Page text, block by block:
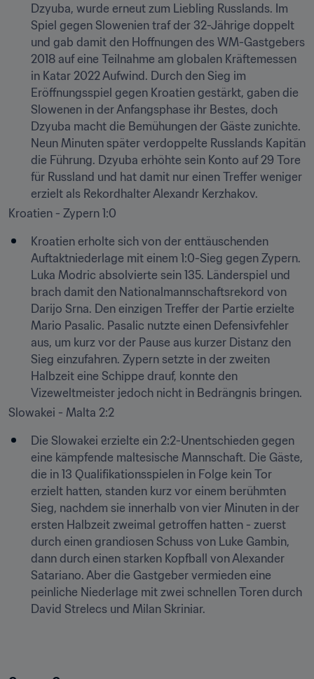
Dzyuba, wurde erneut zum Liebling Russlands. Im
Spiel gegen Slowenien traf der 32-Jährige doppelt
und gab damit den Hoffnungen des WM-Gastgebers
2018 auf eine Teilnahme am globalen Kräftemessen
in Katar 2022 Aufwind. Durch den Sieg im
Eröffnungsspiel gegen Kroatien gestärkt, gaben die
Slowenen in der Anfangsphase ihr Bestes, doch
Dzyuba macht die Bemühungen der Gäste zunichte.
Neun Minuten später verdoppelte Russlands Kapitän
die Führung. Dzyuba erhöhte sein Konto auf 29 Tore
für Russland und hat damit nur einen Treffer weniger
erzielt als Rekordhalter Alexandr Kerzhakov.
Kroatien - Zypern 1:0
Kroatien erholte sich von der enttäuschenden
Auftaktniederlage mit einem 1:0-Sieg gegen Zypern.
Luka Modric absolvierte sein 135. Länderspiel und
brach damit den Nationalmannschaftsrekord von
Darijo Srna. Den einzigen Treffer der Partie erzielte
Mario Pasalic. Pasalic nutzte einen Defensivfehler
aus, um kurz vor der Pause aus kurzer Distanz den
Sieg einzufahren. Zypern setzte in der zweiten
Halbzeit eine Schippe drauf, konnte den
Vizeweltmeister jedoch nicht in Bedrängnis bringen.
Slowakei - Malta 2:2
Die Slowakei erzielte ein 2:2-Unentschieden gegen
eine kämpfende maltesische Mannschaft. Die Gäste,
die in 13 Qualifikationsspielen in Folge kein Tor
erzielt hatten, standen kurz vor einem berühmten
Sieg, nachdem sie innerhalb von vier Minuten in der
ersten Halbzeit zweimal getroffen hatten - zuerst
durch einen grandiosen Schuss von Luke Gambin,
dann durch einen starken Kopfball von Alexander
Satariano. Aber die Gastgeber vermieden eine
peinliche Niederlage mit zwei schnellen Toren durch
David Strelecs und Milan Skriniar.